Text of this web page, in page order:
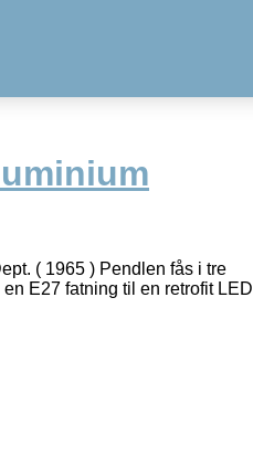
( 1965 ) Pendlen fås i tre
E27 fatning til en retrofit LED